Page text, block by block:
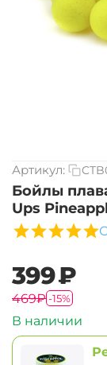
Артикул:
Бойлы
Ups
‍399‍₽
‍469‍₽-15%
В наличии